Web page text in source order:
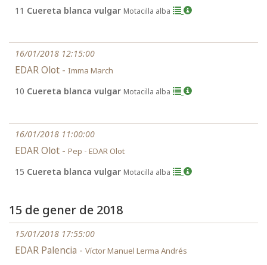
11 Cuereta blanca vulgar Motacilla alba
16/01/2018 12:15:00
EDAR Olot - Imma March
10 Cuereta blanca vulgar Motacilla alba
16/01/2018 11:00:00
EDAR Olot - Pep - EDAR Olot
15 Cuereta blanca vulgar Motacilla alba
15 de gener de 2018
15/01/2018 17:55:00
EDAR Palencia - Víctor Manuel Lerma Andrés